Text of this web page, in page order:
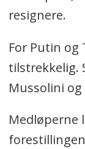
resignere.
For Putin og
tilstrekkelig.
Mussolini
Medløperne